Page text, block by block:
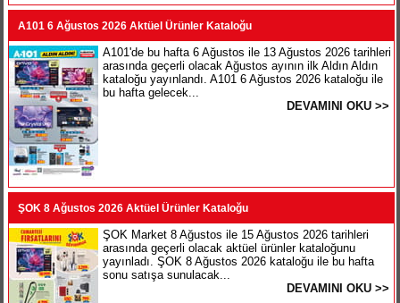
A101 6 Ağustos 2026 Aktüel Ürünler Kataloğu
A101'de bu hafta 6 Ağustos ile 13 Ağustos 2026 tarihleri
arasında geçerli olacak Ağustos ayının ilk Aldın Aldın
kataloğu yayınlandı. A101 6 Ağustos 2026 kataloğu ile
bu hafta gelecek...
DEVAMINI OKU >>
ŞOK 8 Ağustos 2026 Aktüel Ürünler Kataloğu
ŞOK Market 8 Ağustos ile 15 Ağustos 2026 tarihleri
arasında geçerli olacak aktüel ürünler kataloğunu
yayınladı. ŞOK 8 Ağustos 2026 kataloğu ile bu hafta
sonu satışa sunulacak...
DEVAMINI OKU >>